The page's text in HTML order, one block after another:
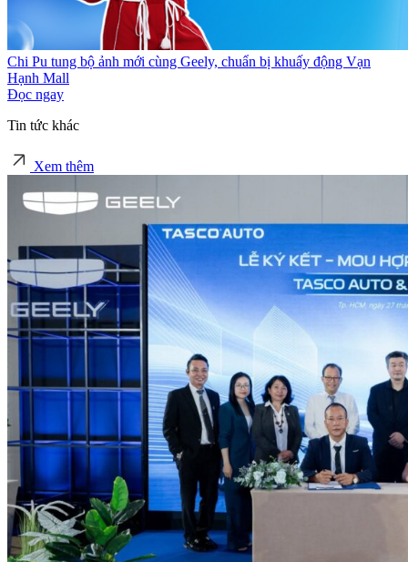
Chi Pu tung bộ ảnh mới cùng Geely, chuẩn bị khuấy động Vạn
Hạnh Mall
Đọc ngay
Tin tức khác
Xem thêm